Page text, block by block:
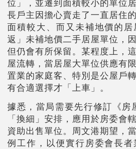
位」，並遷到面積較小的單位
長戶主因擔心賣走了一直居住
面積較大、而又未補地價的
返」未補地價二手居屋單位，
但仍會有所保留。某程度上，
屋流轉，當居屋大單位供應有
置業的家庭客、特別是公屋戶
有合適選擇才「上車」。
據悉，當局需要先行修訂《房
「換細」安排，應用於房委會
資助出售單位。周文港期望，
例工作，以便實行房委會長